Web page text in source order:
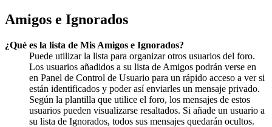
Amigos e Ignorados
¿Qué es la lista de Mis Amigos e Ignorados?
Puede utilizar la lista para organizar otros usuarios del foro.
Los usuarios añadidos a su lista de Amigos podrán verse en
en Panel de Control de Usuario para un rápido acceso a ver si
están identificados y poder así enviarles un mensaje privado.
Según la plantilla que utilice el foro, los mensajes de estos
usuarios pueden visualizarse resaltados. Si añade un usuario a
su lista de Ignorados, todos sus mensajes quedarán ocultos.